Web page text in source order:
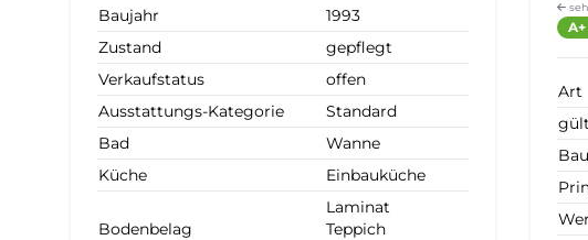
Baujahr
1993
Zustand
gepflegt
Verkaufstatus
offen
Ausstattungs-Kategorie
Standard
Bad
Wanne
Küche
Einbauküche
Bodenbelag
Laminat
Teppich
A+
Art